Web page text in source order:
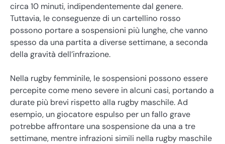
circa 10 minuti, indipendentemente dal genere.
Tuttavia, le conseguenze di un cartellino rosso
possono portare a sospensioni più lunghe, che vanno
spesso da una partita a diverse settimane, a seconda
della gravità dell’infrazione.
Nella rugby femminile, le sospensioni possono essere
percepite come meno severe in alcuni casi, portando a
durate più brevi rispetto alla rugby maschile. Ad
esempio, un giocatore espulso per un fallo grave
potrebbe affrontare una sospensione da una a tre
settimane, mentre infrazioni simili nella rugby maschile